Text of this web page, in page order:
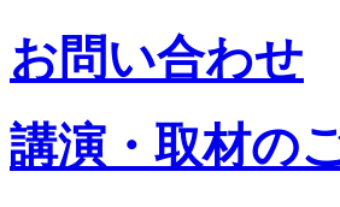
お問い合わせ
講演・取材の